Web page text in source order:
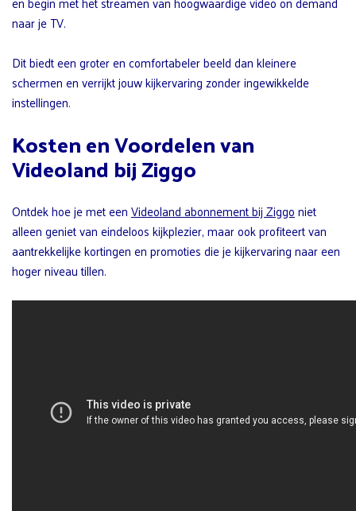
naar je TV.
Dit biedt een groter en comfortabeler beeld dan kleinere
schermen en verrijkt jouw kijkervaring zonder ingewikkelde
instellingen.
Kosten en Voordelen van
Videoland bij Ziggo
Ontdek hoe je met eenVideoland abonnement bij Ziggoniet
alleen geniet van eindeloos kijkplezier, maar ook profiteert van
aantrekkelijke kortingen en promoties die je kijkervaring naar een
hoger niveau tillen.